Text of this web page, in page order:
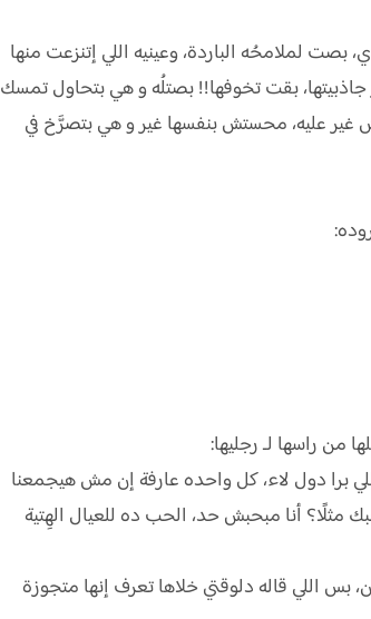
لملامحُه الباردة، وعينيه اللي إتنزعت منها
بقت تخوفها!! بصتلُه و هي بتحاول تمسك
عليه، محستش بنفسها غير و هي بتصرَّخ في
من راسها لـ رجليها:
برا دول لاء، كل واحده عارفة إن مش هيجمعنا
مثلًا؟ أنا مبحبش حد، الحب ده للعيال الهِتية
اللي قاله دلوقتي خلاها تعرف إنها متجوزة